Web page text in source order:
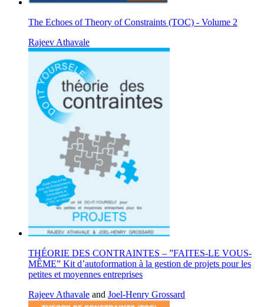
The Echoes of Theory of Constraints (TOC) - Volume 2
Rajeev Athavale
THÉORIE DES CONTRAINTES – ”FAITES-LE VOUS-
MÊME” Kit d’autoformation à la gestion de projets pour les
petites et moyennes entreprises
Rajeev Athavale and Joel-Henry Grossard